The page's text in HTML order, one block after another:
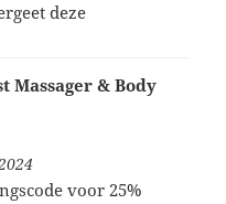
deze
Massager & Body
voor 25%